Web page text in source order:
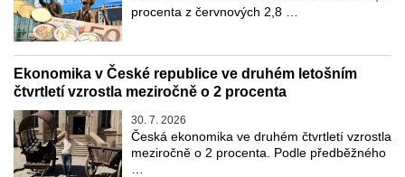
procenta z červnových 2,8 …
Ekonomika v České republice ve druhém letošním
čtvrtletí vzrostla meziročně o 2 procenta
30. 7. 2026
Česká ekonomika ve druhém čtvrtletí vzrostla
meziročně o 2 procenta. Podle předběžného